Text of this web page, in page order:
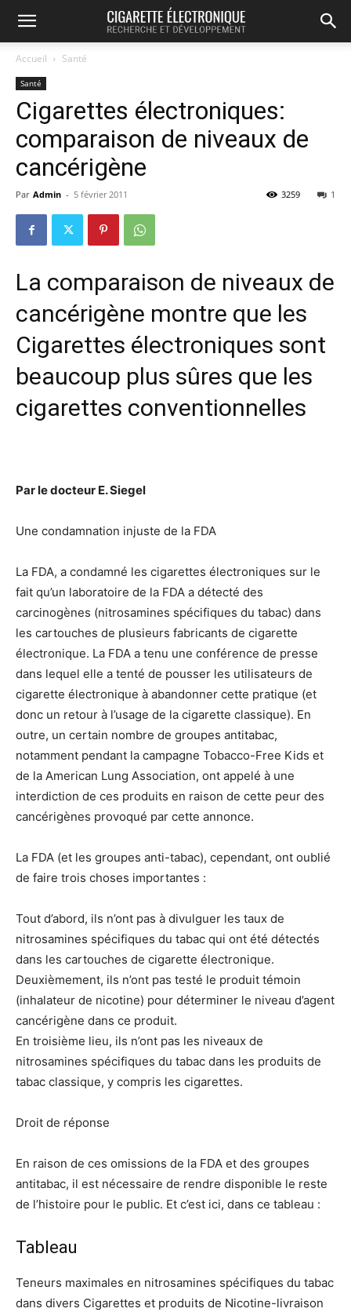
Accueil Santé
Santé
Cigarettes électroniques:
comparaison de niveaux de
cancérigène
Par Admin - 5 février 2011 1
3259
La comparaison de niveaux de
cancérigène montre que les
Cigarettes électroniques sont
beaucoup plus sûres que les
cigarettes conventionnelles
Par le docteur E. Siegel
Une condamnation injuste de la FDA
La FDA, a condamné les cigarettes électroniques sur le
fait qu’un laboratoire de la FDA a détecté des
carcinogènes (nitrosamines spécifiques du tabac) dans
les cartouches de plusieurs fabricants de cigarette
électronique. La FDA a tenu une conférence de presse
dans lequel elle a tenté de pousser les utilisateurs de
cigarette électronique à abandonner cette pratique (et
donc un retour à l’usage de la cigarette classique). En
outre, un certain nombre de groupes antitabac,
notamment pendant la campagne Tobacco-Free Kids et
de la American Lung Association, ont appelé à une
interdiction de ces produits en raison de cette peur des
cancérigènes provoqué par cette annonce.
La FDA (et les groupes anti-tabac), cependant, ont oublié
de faire trois choses importantes :
Tout d’abord, ils n’ont pas à divulguer les taux de
nitrosamines spécifiques du tabac qui ont été détectés
dans les cartouches de cigarette électronique.
Deuxièmement, ils n’ont pas testé le produit témoin
(inhalateur de nicotine) pour déterminer le niveau d’agent
cancérigène dans ce produit.
En troisième lieu, ils n’ont pas les niveaux de
nitrosamines spécifiques du tabac dans les produits de
tabac classique, y compris les cigarettes.
Droit de réponse
En raison de ces omissions de la FDA et des groupes
antitabac, il est nécessaire de rendre disponible le reste
de l’histoire pour le public. Et c’est ici, dans ce tableau :
Tableau
Teneurs maximales en nitrosamines spécifiques du tabac
dans divers Cigarettes et produits de Nicotine-livraison